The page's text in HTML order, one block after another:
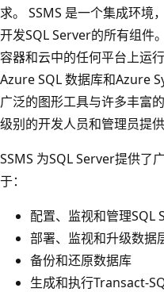
求。 SSMS 是一个集成环境
开发SQL Server的所有组件
容器和云中的任何平台上运
Azure SQL 数据库和Azure
广泛的图形工具与许多丰富
级别的开发人员和管理员提
SSMS 为SQL Server提供了
于：
配置、监视和管理SQL
部署、监视和升级数据
备份和还原数据库
生成和执行Transact-